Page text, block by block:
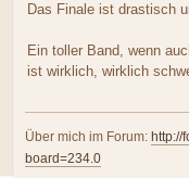
Das Finale ist drastisch
Ein toller Band, wenn
ist wirklich, wirklich
Über mich im Forum: http://
board=234.0